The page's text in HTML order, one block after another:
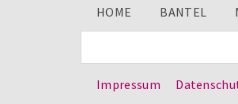
HOME BANTEL
Impressum